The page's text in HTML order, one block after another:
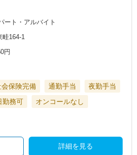
ート・アルバイト
畦164-1
円
会保険完備 通勤手当
夜勤手当
勤務可
オンコールなし
詳細を見る